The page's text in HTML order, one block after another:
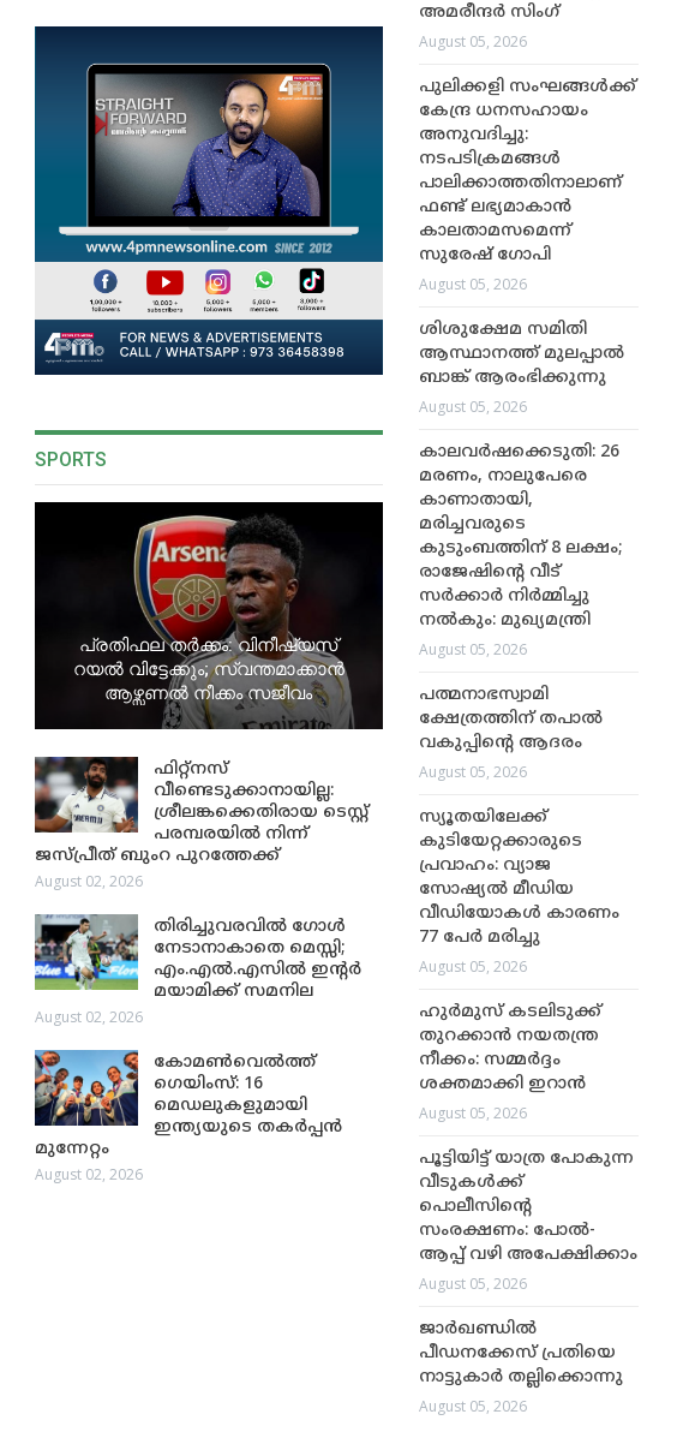
SPORTS
പ്രതിഫല തർക്കം: വിനീഷ്യസ്
റയൽ വിട്ടേക്കും; സ്വന്തമാക്കാൻ
ആഴ്സണൽ നീക്കം സജീവം
ഫിറ്റ്നസ്
വീണ്ടെടുക്കാനായില്ല:
ശ്രീലങ്കക്കെതിരായ ടെസ്റ്റ്
പരമ്പരയിൽ നിന്ന്
ജസ്പ്രീത് ബുംറ പുറത്തേക്ക്
August 02, 2026
തിരിച്ചുവരവിൽ ഗോൾ
നേടാനാകാതെ മെസ്സി;
എം.എൽ.എസിൽ ഇന്റർ
മയാമിക്ക് സമനില
August 02, 2026
കോമൺവെൽത്ത്
ഗെയിംസ്: 16
മെഡലുകളുമായി
ഇന്ത്യയുടെ തകർപ്പൻ
മുന്നേറ്റം
August 02, 2026
അമരീന്ദർ സിംഗ്
August 05, 2026
പുലിക്കളി സംഘങ്ങൾക്ക്
കേന്ദ്ര ധനസഹായം
അനുവദിച്ചു:
നടപടിക്രമങ്ങൾ
പാലിക്കാത്തതിനാലാണ്
ഫണ്ട് ലഭ്യമാകാൻ
കാലതാമസമെന്ന്
സുരേഷ് ഗോപി
August 05, 2026
ശിശുക്ഷേമ സമിതി
ആസ്ഥാനത്ത് മുലപ്പാൽ
ബാങ്ക് ആരംഭിക്കുന്നു
August 05, 2026
കാലവര്‍ഷക്കെടുതി: 26
മരണം, നാലുപേരെ
കാണാതായി,
മരിച്ചവരുടെ
കുടുംബത്തിന് 8 ലക്ഷം;
രാജേഷിന്റെ വീട്
സര്‍ക്കാര്‍ നിര്‍മ്മിച്ചു
നല്‍കും: മുഖ്യമന്ത്രി
August 05, 2026
പത്മനാഭസ്വാമി
ക്ഷേത്രത്തിന് തപാൽ
വകുപ്പിന്റെ ആദരം
August 05, 2026
സ്യൂതയിലേക്ക്
കുടിയേറ്റക്കാരുടെ
പ്രവാഹം: വ്യാജ
സോഷ്യൽ മീഡിയ
വീഡിയോകൾ കാരണം
77 പേർ മരിച്ചു
August 05, 2026
ഹുർമുസ് കടലിടുക്ക്
തുറക്കാൻ നയതന്ത്ര
നീക്കം: സമ്മർദ്ദം
ശക്തമാക്കി ഇറാൻ
August 05, 2026
പൂട്ടിയിട്ട് യാത്ര പോകുന്ന
വീടുകൾക്ക്
പൊലീസിന്റെ
സംരക്ഷണം: പോൽ-
ആപ്പ് വഴി അപേക്ഷിക്കാം
August 05, 2026
ജാർഖണ്ഡിൽ
പീഡനക്കേസ് പ്രതിയെ
നാട്ടുകാർ തല്ലിക്കൊന്നു
August 05, 2026